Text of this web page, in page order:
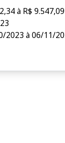
à R$ 9.547,09
2023 à 06/11/